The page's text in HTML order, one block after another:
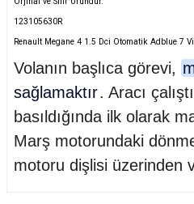
123105630R
Renault Megane 4 1.5 Dci Otomatik Adblue 7
Volanın başlıca görevi,
sağlamaktır. Aracı
basıldığında ilk olarak
Marş motorundaki
motoru dişlisi üzerinden